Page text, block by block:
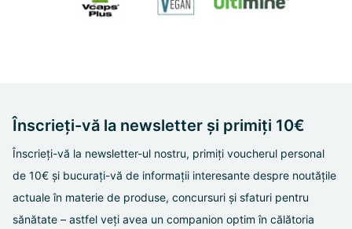
Înscrieți-vă la newsletter și primiți 10€
Înscrieți-vă la newsletter-ul nostru, primiți voucherul personal
de 10€ și bucurați-vă de informații interesante despre noutățile
actuale în materie de produse, concursuri și sfaturi pentru
sănătate – astfel veți avea un companion optim în călătoria